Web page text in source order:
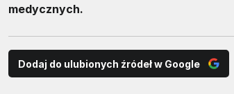
medycznych.
Dodaj do ulubionych źródeł w Google